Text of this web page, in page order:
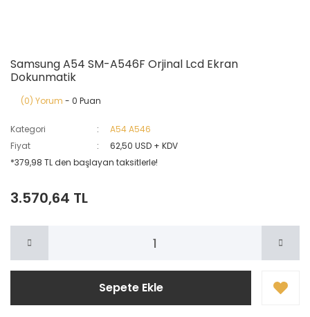
Samsung A54 SM-A546F Orjinal Lcd Ekran
Dokunmatik
(0) Yorum - 0 Puan
Kategori
A54 A546
Fiyat
62,50 USD + KDV
*379,98 TL den başlayan taksitlerle!
3.570,64 TL
Sepete Ekle